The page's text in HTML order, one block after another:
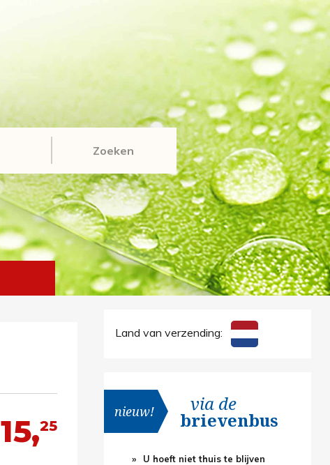
Zoeken
15,25
Land van verzending:
nieuw! via de
brievenbus
U hoeft niet thuis te blijven